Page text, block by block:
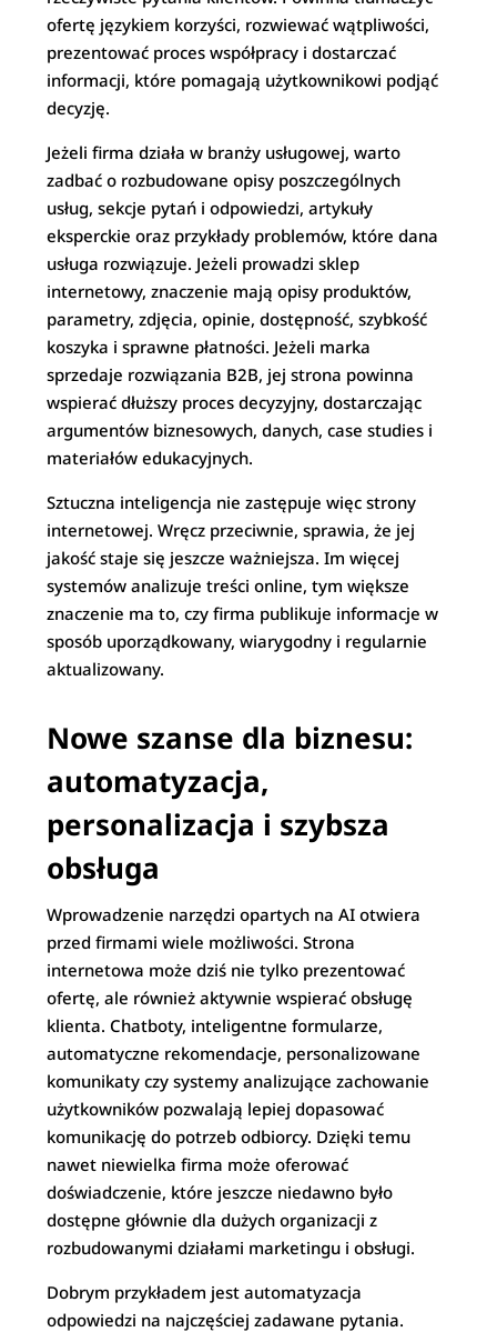
ofertę językiem korzyści, rozwiewać wątpliwości,
prezentować proces współpracy i dostarczać
informacji, które pomagają użytkownikowi podjąć
decyzję.
Jeżeli firma działa w branży usługowej, warto
zadbać o rozbudowane opisy poszczególnych
usług, sekcje pytań i odpowiedzi, artykuły
eksperckie oraz przykłady problemów, które dana
usługa rozwiązuje. Jeżeli prowadzi sklep
internetowy, znaczenie mają opisy produktów,
parametry, zdjęcia, opinie, dostępność, szybkość
koszyka i sprawne płatności. Jeżeli marka
sprzedaje rozwiązania B2B, jej strona powinna
wspierać dłuższy proces decyzyjny, dostarczając
argumentów biznesowych, danych, case studies i
materiałów edukacyjnych.
Sztuczna inteligencja nie zastępuje więc strony
internetowej. Wręcz przeciwnie, sprawia, że jej
jakość staje się jeszcze ważniejsza. Im więcej
systemów analizuje treści online, tym większe
znaczenie ma to, czy firma publikuje informacje w
sposób uporządkowany, wiarygodny i regularnie
aktualizowany.
Nowe szanse dla biznesu:
automatyzacja,
personalizacja i szybsza
obsługa
Wprowadzenie narzędzi opartych na AI otwiera
przed firmami wiele możliwości. Strona
internetowa może dziś nie tylko prezentować
ofertę, ale również aktywnie wspierać obsługę
klienta. Chatboty, inteligentne formularze,
automatyczne rekomendacje, personalizowane
komunikaty czy systemy analizujące zachowanie
użytkowników pozwalają lepiej dopasować
komunikację do potrzeb odbiorcy. Dzięki temu
nawet niewielka firma może oferować
doświadczenie, które jeszcze niedawno było
dostępne głównie dla dużych organizacji z
rozbudowanymi działami marketingu i obsługi.
Dobrym przykładem jest automatyzacja
odpowiedzi na najczęściej zadawane pytania.